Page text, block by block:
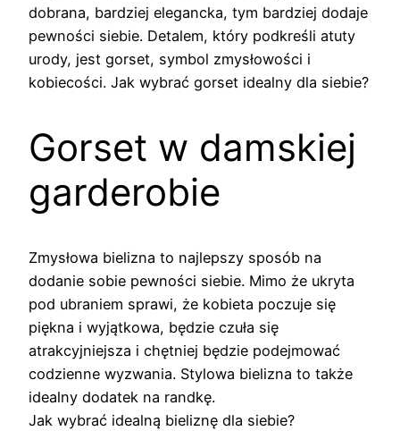
dobrana, bardziej elegancka, tym bardziej dodaje
pewności siebie. Detalem, który podkreśli atuty
urody, jest gorset, symbol zmysłowości i
kobiecości. Jak wybrać gorset idealny dla siebie?
Gorset w damskiej
garderobie
Zmysłowa bielizna to najlepszy sposób na
dodanie sobie pewności siebie. Mimo że ukryta
pod ubraniem sprawi, że kobieta poczuje się
piękna i wyjątkowa, będzie czuła się
atrakcyjniejsza i chętniej będzie podejmować
codzienne wyzwania. Stylowa bielizna to także
idealny dodatek na randkę.
Jak wybrać idealną bieliznę dla siebie?